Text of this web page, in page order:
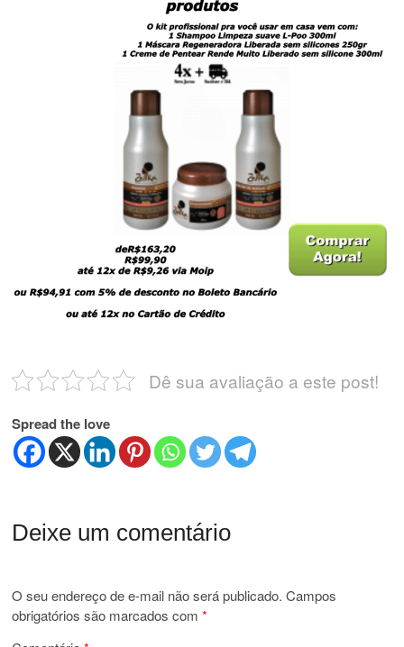
Dê sua avaliação a este post!
Spread the love
Deixe um comentário
O seu endereço de e-mail não será publicado. Campos
obrigatórios são marcados com*